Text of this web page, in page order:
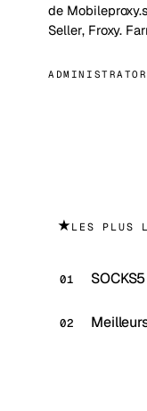
de
Seller, Froxy.
ADMINISTRATOR
★ LES PLUS